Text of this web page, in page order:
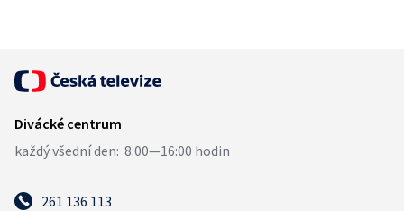
261 136 113